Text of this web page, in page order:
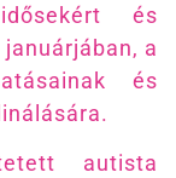
és
a
és
autista